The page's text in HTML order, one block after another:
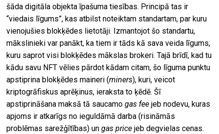
šāda digitāla objekta īpašuma tiesības. Principā tas ir
“viedais līgums”, kas atbilst noteiktam standartam, par kuru
vienojušies blokķēdes lietotāji. Izmantojot šo standartu,
mākslinieki var panākt, ka tiem ir tāds kā sava veida līgums,
kuru saprot visi blokķēdes mākslas brokeri. Tajā brīdī, kad tu
kādu savu NFT vēlies pārdot kādam citam, šo līguma punktu
apstiprina blokķēdes maineri (miners), kuri, veicot
kriptogrāfiskus aprēķinus, ieraksta to ķēdē. Šī
apstiprināšana maksā tā saucamogas fee jeb nodevu, kuras
apjoms ir atkarīgs no ieguldāmā darba (risināmās
problēmas sarežģītības) ungas price jeb degvielas cenas.